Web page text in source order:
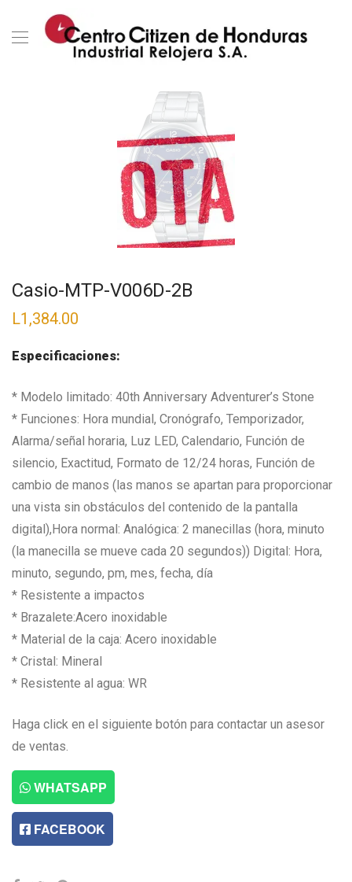
Casio-MTP-V006D-2B
L1,384.00
Especificaciones:
* Modelo limitado: 40th Anniversary Adventurer’s Stone
* Funciones: Hora mundial, Cronógrafo, Temporizador,
Alarma/señal horaria, Luz LED, Calendario, Función de
silencio, Exactitud, Formato de 12/24 horas, Función de
cambio de manos (las manos se apartan para proporcionar
una vista sin obstáculos del contenido de la pantalla
digital),Hora normal: Analógica: 2 manecillas (hora, minuto
(la manecilla se mueve cada 20 segundos)) Digital: Hora,
minuto, segundo, pm, mes, fecha, día
* Resistente a impactos
* Brazalete:Acero inoxidable
* Material de la caja: Acero inoxidable
* Cristal: Mineral
* Resistente al agua: WR
Haga click en el siguiente botón para contactar un asesor
de ventas.
WHATSAPP
FACEBOOK